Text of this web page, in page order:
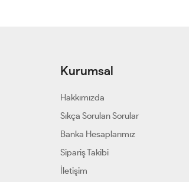
Kurumsal
Hakkımızda
Sıkça Sorulan Sorular
Banka Hesaplarımız
Sipariş Takibi
İletişim